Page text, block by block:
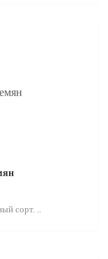
сорт. ..